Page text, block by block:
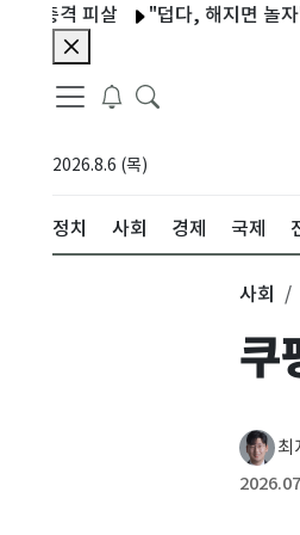
"덥다, 해지면 놀자"…워터파
2026.8.6 (목)
정치 사회 경제 국제
사회
쿠
최